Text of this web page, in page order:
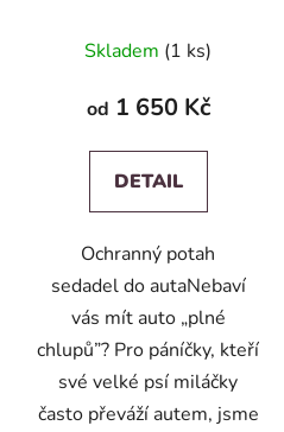
Skladem (1 ks)
od 1 650 Kč
DETAIL
Ochranný potah
sedadel do autaNebaví
vás mít auto „plné
chlupů”? Pro páníčky, kteří
své velké psí miláčky
často převáží autem, jsme